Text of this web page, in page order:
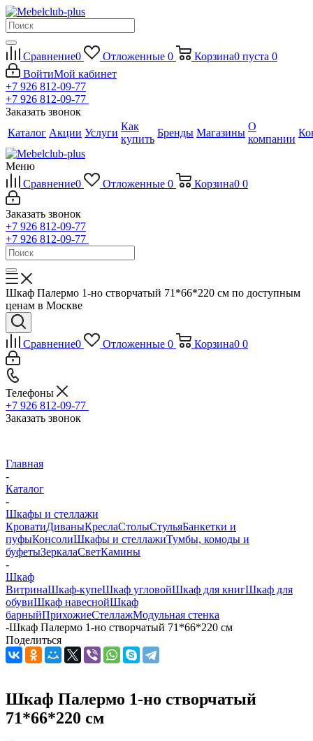
Сравнение0 Отложенные 0 Корзина0 пуста 0
ВойтиМой кабинет
+7 926 812-09-77
+7 926 812-09-77
Заказать звонок
Каталог Акции Услуги
Как
купить
Бренды Магазины
О
компании
Меню
Сравнение0 Отложенные 0 Корзина0 0
Заказать звонок
+7 926 812-09-77
+7 926 812-09-77
Шкаф Палермо 1-но створчатый 71*66*220 см по доступным
ценам в Москве
Сравнение0 Отложенные 0 Корзина0 0
Телефоны
+7 926 812-09-77
Заказать звонок
Главная
-
Каталог
-
Шкафы и стеллажи
КроватиДиваныКреслаСтолыСтульяБанкетки и
пуфыКонсолиШкафы и стеллажиТумбы, комоды и
буфетыЗеркалаСветКамины
-
Шкаф
ВитринаШкаф-купеШкаф угловойШкаф для книгШкаф для
обувиШкаф навеснойШкаф
барныйПрихожиеСтеллажМодульная стенка
-Шкаф Палермо 1-но створчатый 71*66*220 см
Поделиться
Шкаф Палермо 1-но створчатый
71*66*220 см